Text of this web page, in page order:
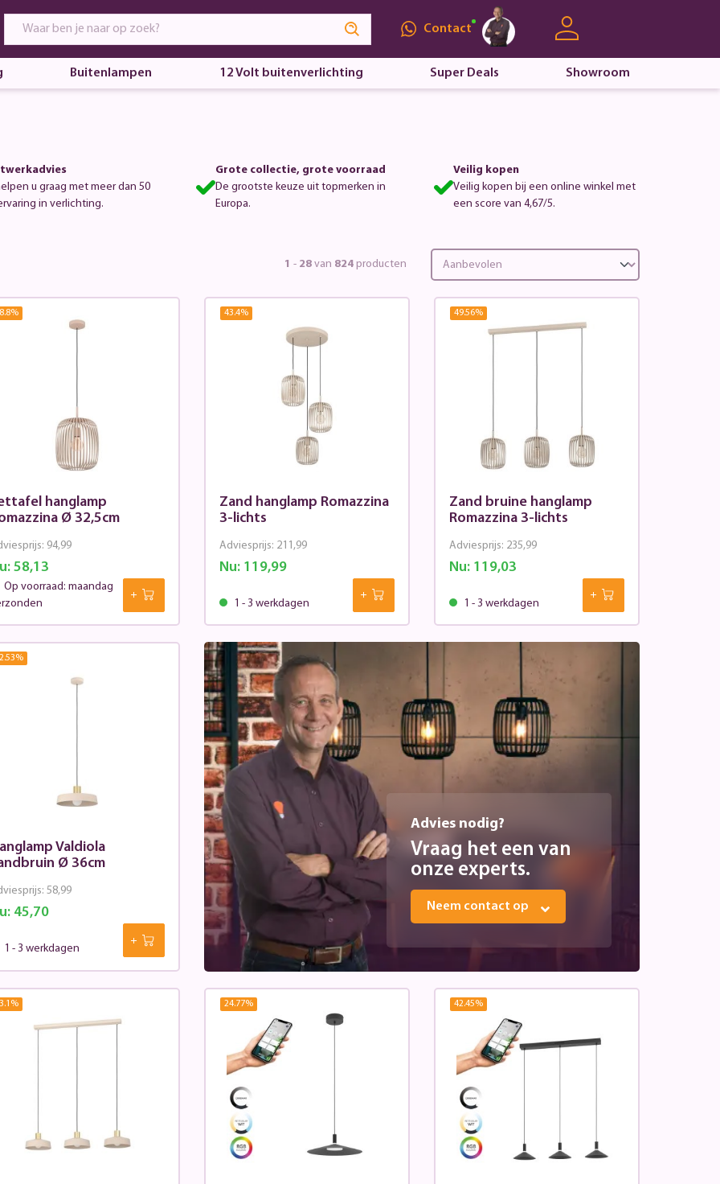
Contact
Buitenlampen 12 Volt buitenverlichting Super Deals Showroom
u graag met meer dan 50
in verlichting.
Grote collectie, grote voorraad
De grootste keuze uit topmerken in
Europa.
Veilig kopen
Veilig kopen bij een online winkel met
een score van 4,67/5.
1 - 28 van 824 producten
%
hanglamp
Ø 32,5cm
58,13
94,99
Op voorraad: maandag
43.4%
Zand hanglamp Romazzina
3-lichts
Nu:119,99
Adviesprijs: 211,99
1 - 3 werkdagen
49.56%
Zand bruine hanglamp
Romazzina 3-lichts
Nu:119,03
Adviesprijs: 235,99
1 - 3 werkdagen
%
Valdiola
Ø 36cm
45,70
58,99
1 - 3 werkdagen
Advies nodig?
Vraag het een van
onze experts.
Neem contact op
% 24.77% 42.45%